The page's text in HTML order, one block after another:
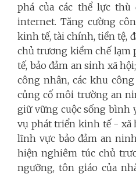
phá của các thể lực
internet. Tăng cường
kinh tế, tài chính, tiền tệ,
chủ trương kiềm chế lạm
tế, bảo đảm an sinh xã
công nhân, các khu
củng cố môi trường an
giữ vững cuộc sống bình
vụ phát triển kinh tế - xã
lĩnh vực bảo đảm an
hiện nghiêm túc chủ
ngưỡng, tôn giáo của